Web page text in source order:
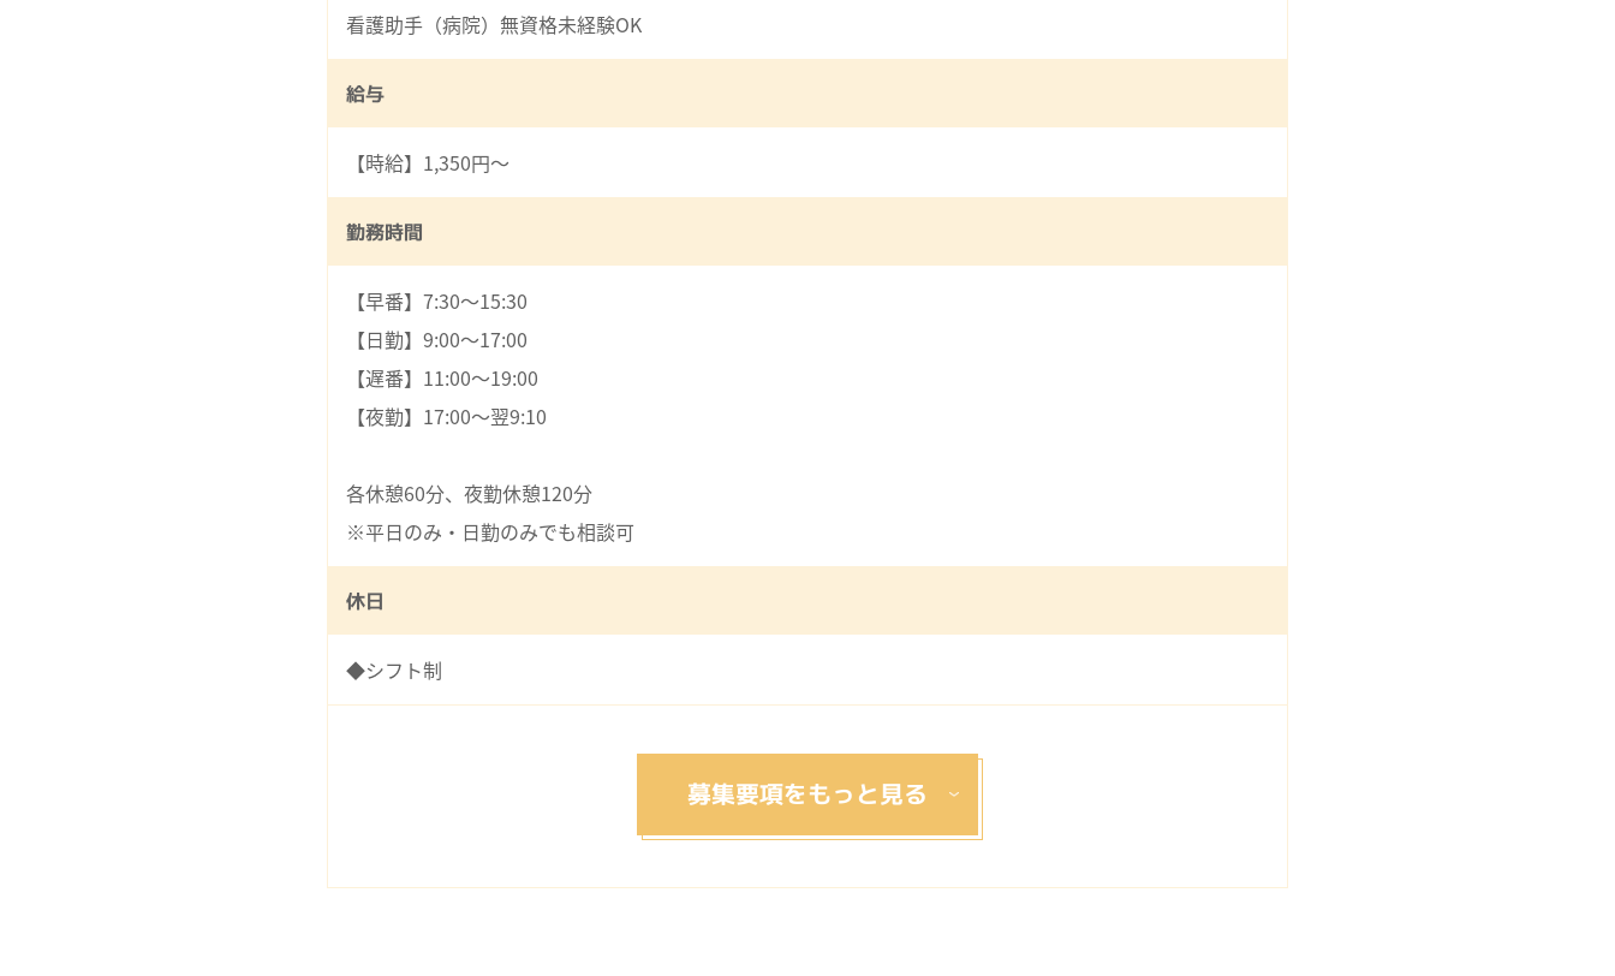
看護助手（病院）無資格未経験OK
給与
【時給】1,350円～
勤務時間
【早番】7:30～15:30
【日勤】9:00～17:00
【遅番】11:00～19:00
【夜勤】17:00～翌9:10
各休憩60分、夜勤休憩120分
※平日のみ・日勤のみでも相談可
休日
◆シフト制